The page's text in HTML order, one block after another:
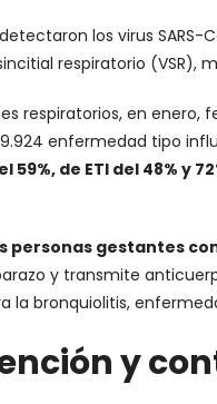
los virus SARS-
respiratorio (VSR),
respiratorios, en enero,
enfermedad tipo
de ETI del 48% y
personas gestantes
y transmite
la bronquiolitis,
y